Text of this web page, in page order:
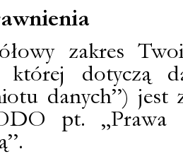
zakres
której dotyczą
danych”) jest
pt. „Prawa